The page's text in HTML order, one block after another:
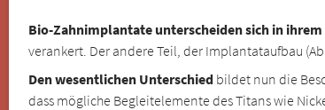
Bio-Zahnimplantate unterscheiden sich in
verankert. Der andere Teil, der Implantataufbau
Den wesentlichen Unterschied bildet nun die
dass mögliche Begleitelemente des Titans wie